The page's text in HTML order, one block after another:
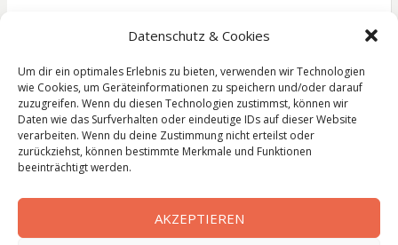
Datenschutz & Cookies
Um dir ein optimales Erlebnis zu bieten, verwenden wir Technologien
wie Cookies, um Geräteinformationen zu speichern und/oder darauf
zuzugreifen. Wenn du diesen Technologien zustimmst, können wir
Daten wie das Surfverhalten oder eindeutige IDs auf dieser Website
verarbeiten. Wenn du deine Zustimmung nicht erteilst oder
zurückziehst, können bestimmte Merkmale und Funktionen
beeinträchtigt werden.
AKZEPTIEREN
Gesellschaftsroman Kinderbuch
Kochbuch
Roman
Sachbuch Thriller
Impressum
Datenschutzerklärung